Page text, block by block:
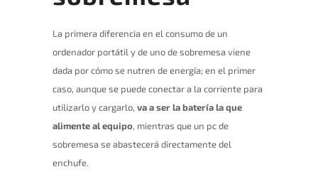
La primera diferencia en el consumo de un
ordenador portátil y de uno de sobremesa viene
dada por cómo se nutren de energía; en el primer
caso, aunque se puede conectar a la corriente para
utilizarlo y cargarlo, va a ser la batería la que
alimente al equipo, mientras que un pc de
sobremesa se abastecerá directamente del
enchufe.